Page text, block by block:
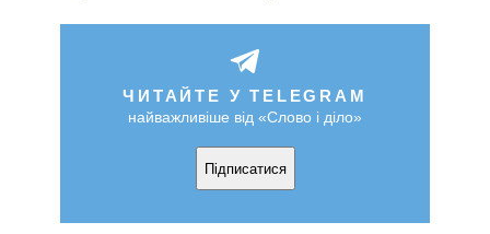
ЧИТАЙТЕ У TELEGRAM
найважливіше від «Слово і діло»
Підписатися